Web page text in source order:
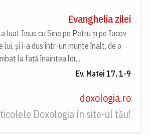
Evanghelia zilei
luat Iisus cu Sine pe Petru și pe Iacov
lui, și i-a dus într-un munte înalt, de o
la față înaintea lor...
Ev. Matei 17, 1-9
doxologia.ro
Doxologia în site-ul tău!